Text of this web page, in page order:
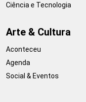
Ciência e Tecnologia
Arte & Cultura
Aconteceu
Agenda
Social & Eventos